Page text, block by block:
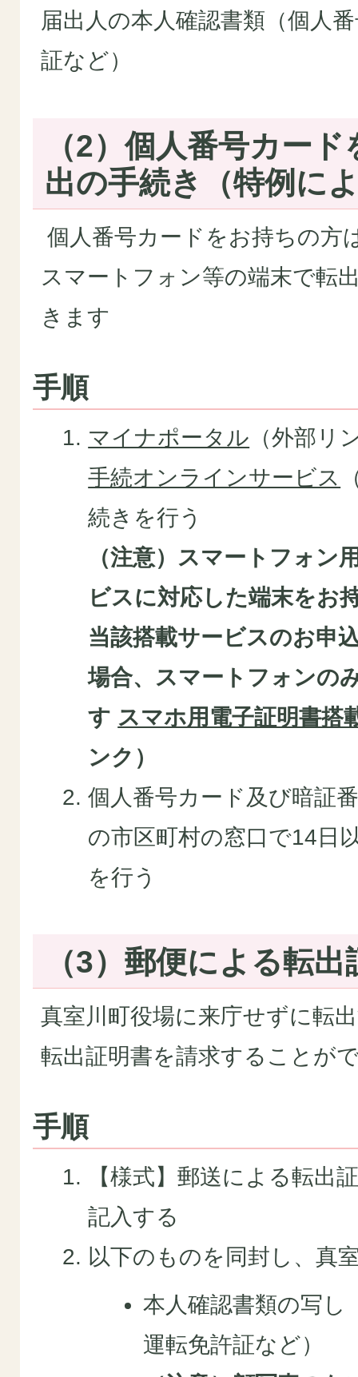
届出人の本人確認書類（個人
証など）
（2）個人番号カー
出の手続き（特例に
個人番号カードをお持ちの方
スマートフォン等の端末で転
きます
手順
マイナポータル （外部リ
手続オンラインサービス
続きを行う
（注意）スマートフォン
ビスに対応した端末をお
当該搭載サービスのお申
場合、スマートフォンの
す スマホ用電子証明書搭
ンク）
個人番号カード及び暗証
の市区町村の窓口で14日
を行う
（3）郵便による転
真室川町役場に来庁せずに転
転出証明書を請求することが
手順
【様式】郵送による転出
記入する
以下のものを同封し、真
本人確認書類の写し
運転免許証など）